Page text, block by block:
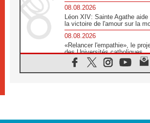
08.08.2026
Léon XIV: Sainte Agathe
la victoire de l'amour sur la
08.08.2026
«Relancer l'empathie», le
des Universités catholiques
08.08.2026
Signis 2026, donner la parole
07.08.2026